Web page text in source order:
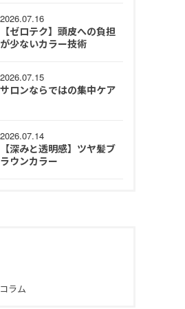
2026.07.16
【ゼロテク】頭皮への負担
が少ないカラー技術
2026.07.15
サロンならではの集中ケア
2026.07.14
【深みと透明感】ツヤ髪ブ
ラウンカラー
ラム